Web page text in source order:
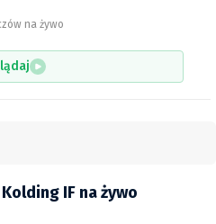
na żywo
IF na żywo